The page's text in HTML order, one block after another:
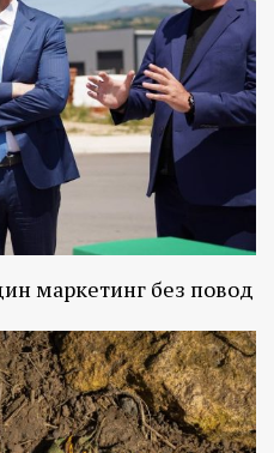
маркетинг без повод